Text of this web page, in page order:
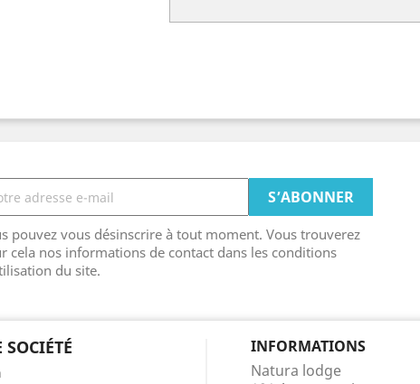
pouvez vous désinscrire à tout moment. Vous trouverez
cela nos informations de contact dans les conditions
du site.
SOCIÉTÉ
INFORMATIONS
Natura lodge